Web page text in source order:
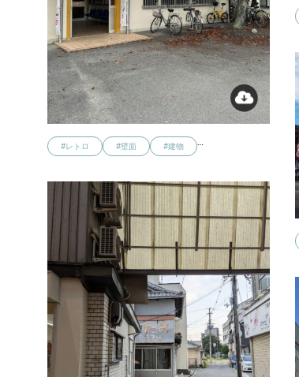
#レトロ #壁面 #建物